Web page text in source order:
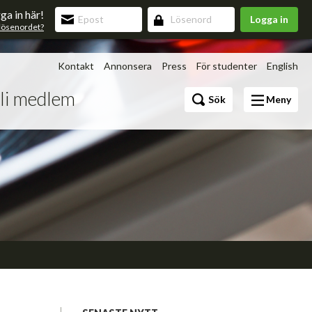
in här! Logga in
Kontakt Annonsera Press För studenter English
medlem Sök Meny
3.0
Förmåner